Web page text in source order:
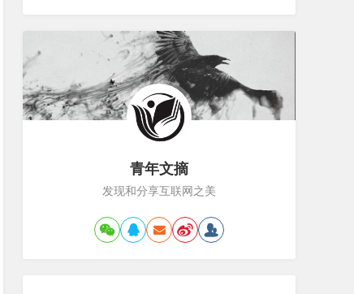
青年文摘
发现和分享互联网之美